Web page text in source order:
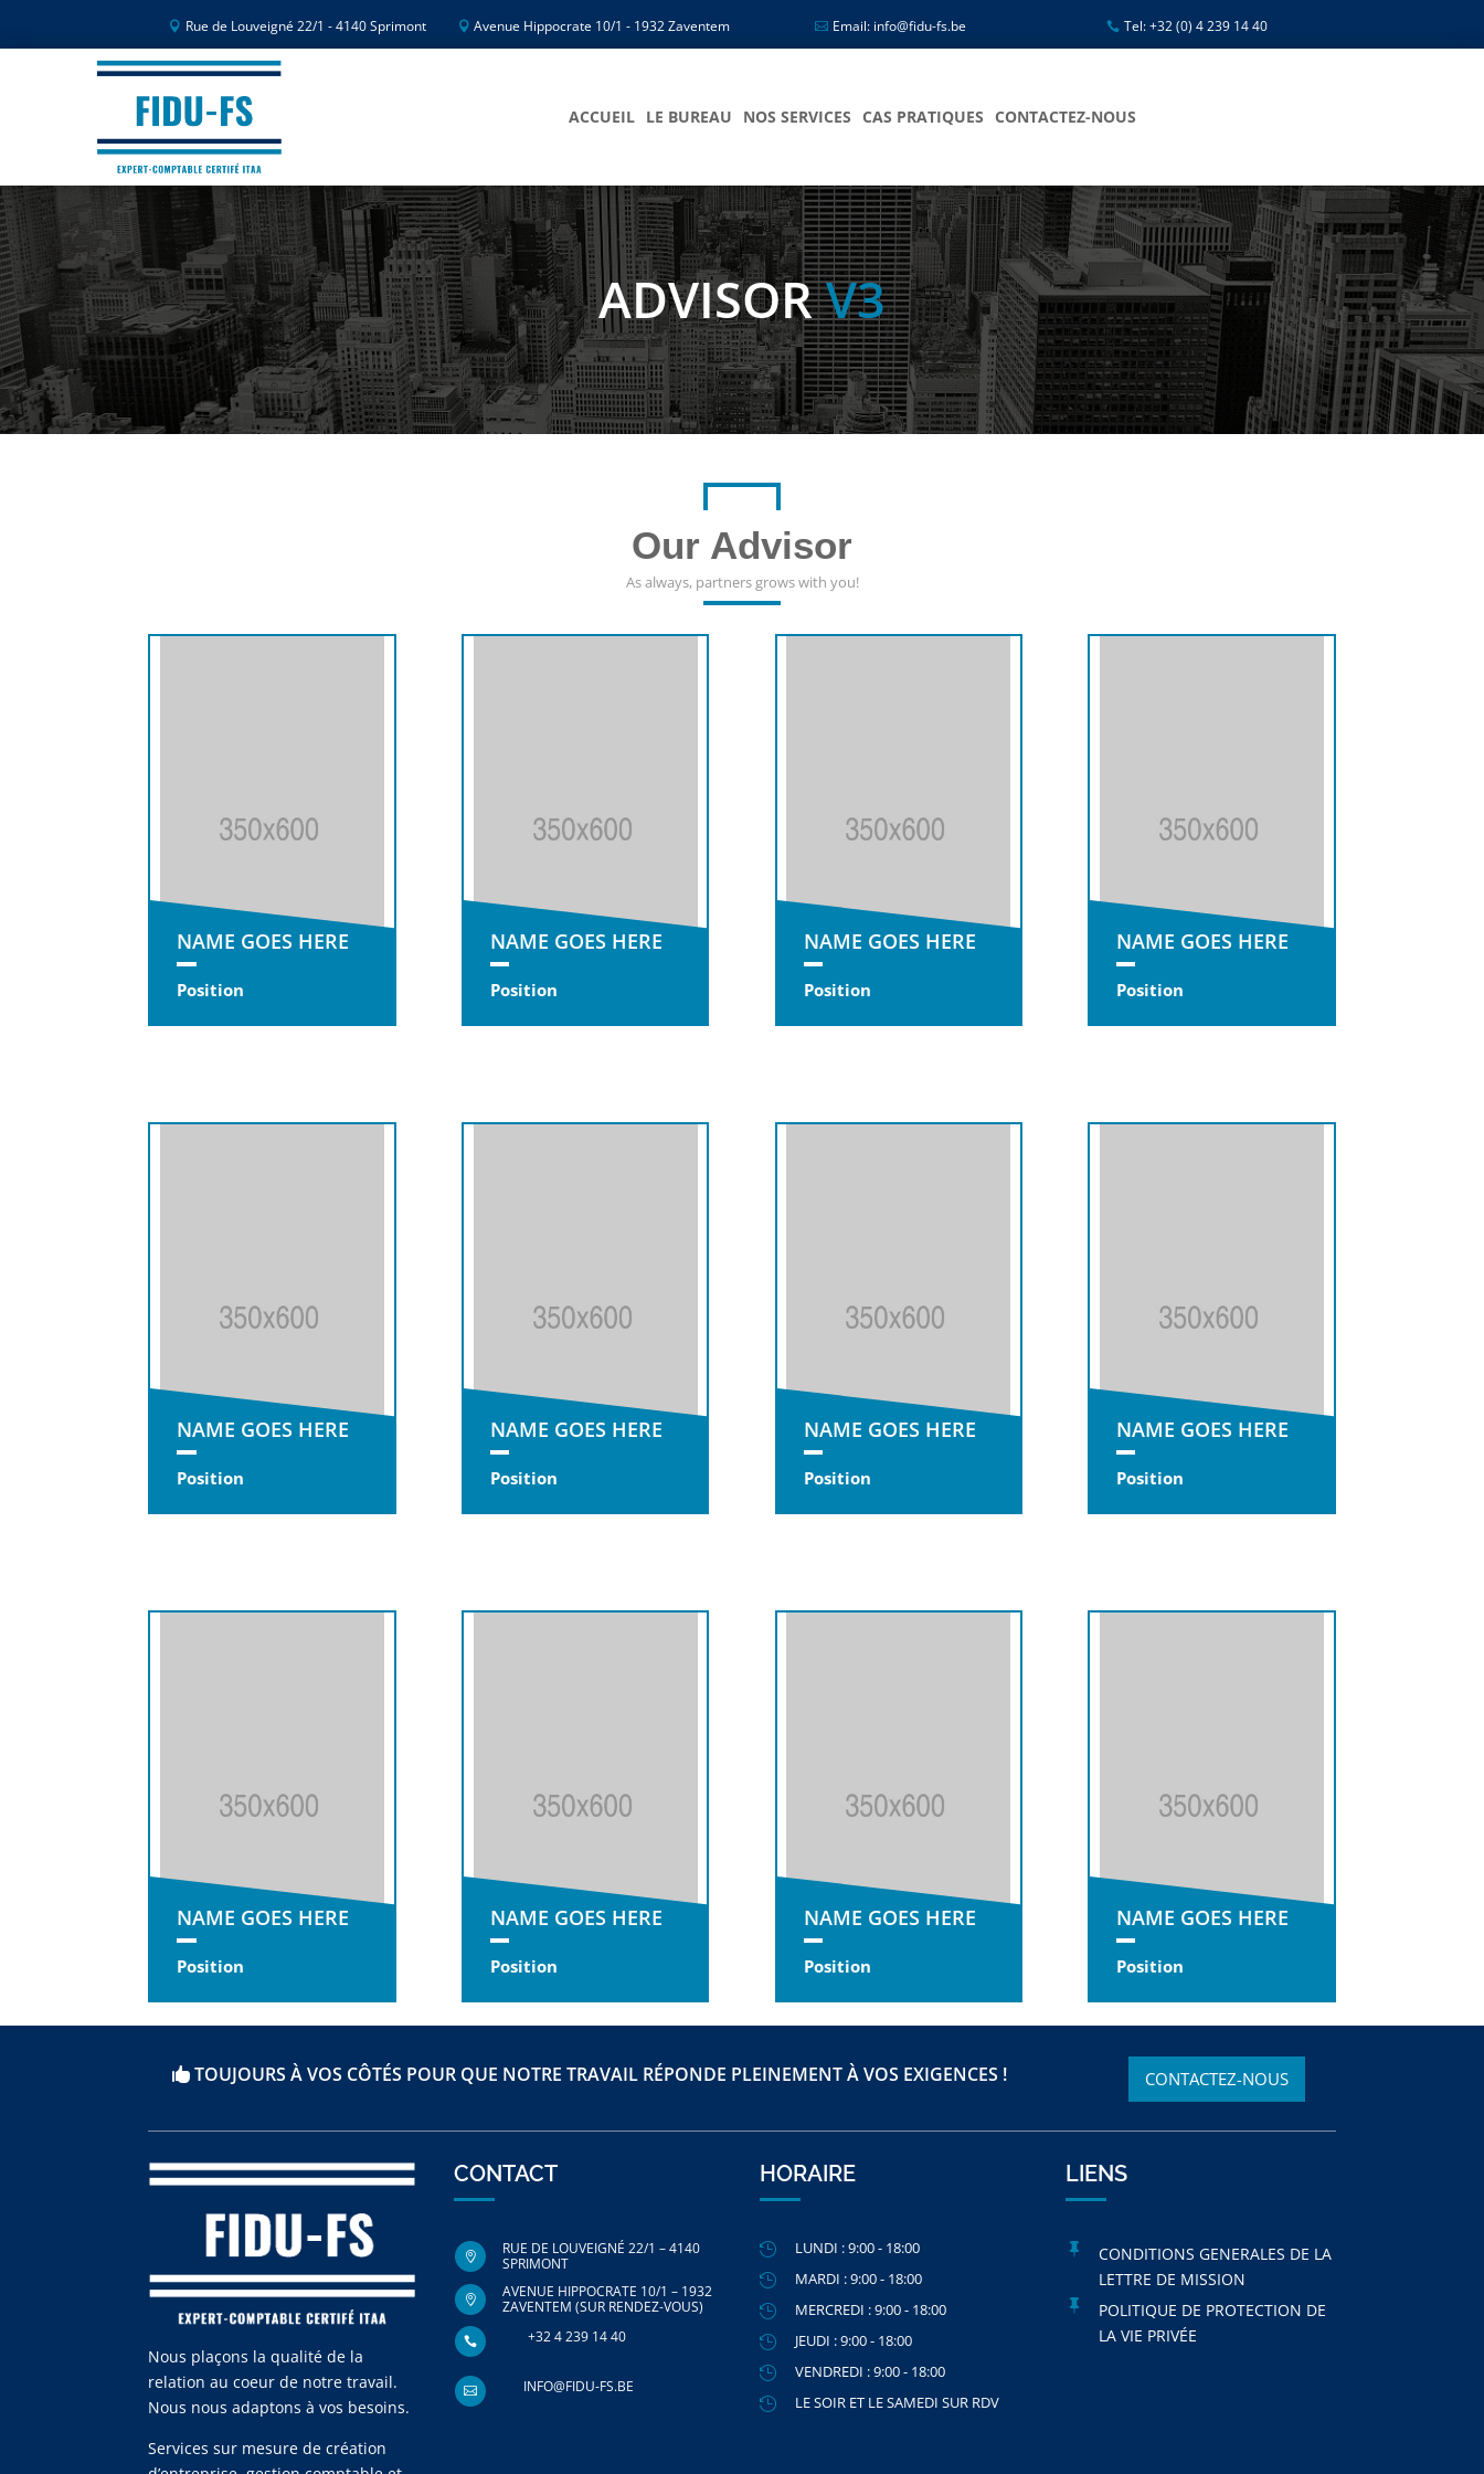
Rue de Louveigné 22/1 - 4140 Sprimont Avenue Hippocrate 10/1 - 1932 Zaventem Email: info@fidu-fs.be Tel: +32 (0) 4 239 14 40
ACCUEIL LE BUREAU NOS SERVICES CAS PRATIQUES CONTACTEZ-NOUS
ADVISORV3
Our Advisor
As always, partners grows with you!
NAME GOES HERE
Position
NAME GOES HERE
Position
NAME GOES HERE
Position
NAME GOES HERE
Position
NAME GOES HERE
Position
NAME GOES HERE
Position
NAME GOES HERE
Position
NAME GOES HERE
Position
NAME GOES HERE
Position
NAME GOES HERE
Position
NAME GOES HERE
Position
NAME GOES HERE
Position
TOUJOURS À VOS CÔTÉS POUR QUE NOTRE TRAVAIL RÉPONDE PLEINEMENT À VOS EXIGENCES ! CONTACTEZ-NOUS
Nous plaçons la qualité de la
relation au coeur de notre travail.
Nous nous adaptons à vos besoins.
Services sur mesure de création
CONTACT

RUE DE LOUVEIGNÉ 22/1 – 4140
SPRIMONT

AVENUE HIPPOCRATE 10/1 – 1932
ZAVENTEM (SUR RENDEZ-VOUS)
 +32 4 239 14 40
 INFO@FIDU-FS.BE
HORAIRE
 LUNDI : 9:00 - 18:00
 MARDI : 9:00 - 18:00
 MERCREDI : 9:00 - 18:00
 JEUDI : 9:00 - 18:00
 VENDREDI : 9:00 - 18:00
 LE SOIR ET LE SAMEDI SUR RDV
LIENS

CONDITIONS GENERALES DE LA
LETTRE DE MISSION

POLITIQUE DE PROTECTION DE
LA VIE PRIVÉE